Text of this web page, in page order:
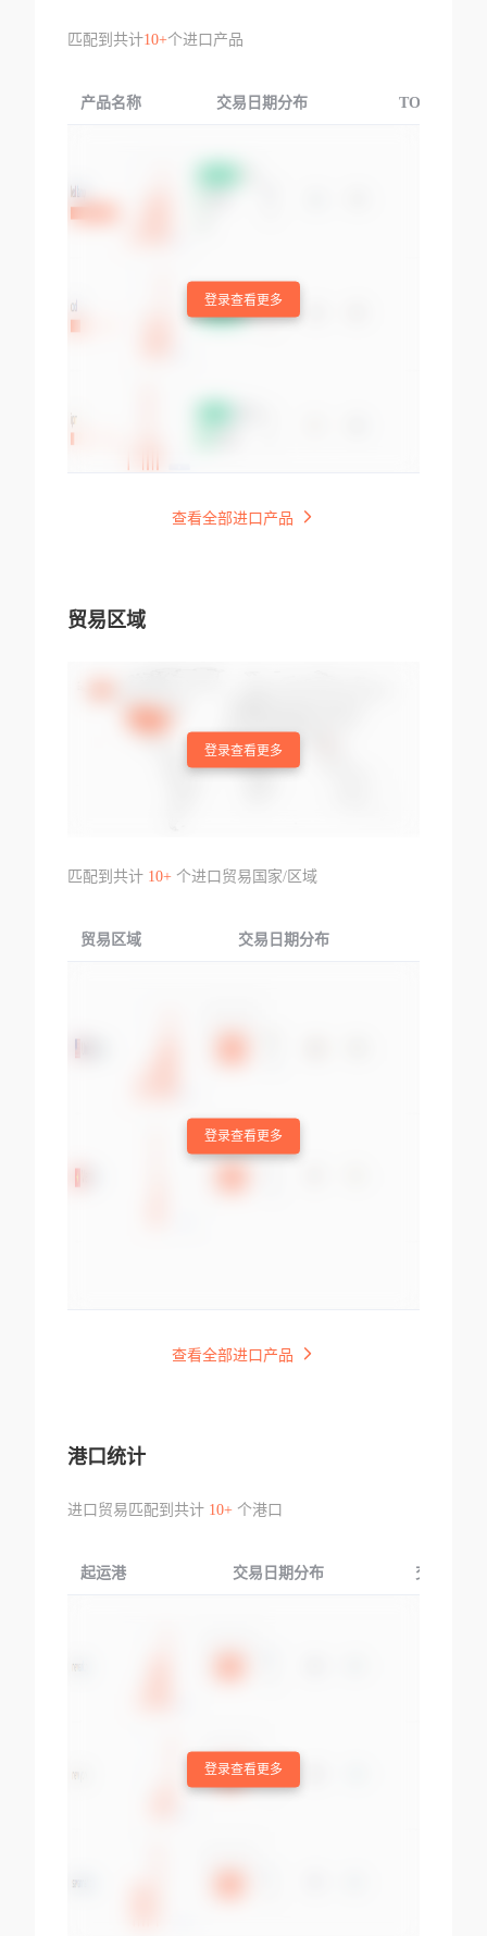
匹配到共计10+个进口产品
产品名称 交易日期分布 TOP3交易国
登录查看更多
查看全部进口产品
贸易区域
登录查看更多
匹配到共计 10+个进口贸易国家/区域
贸易区域 交易日期分布
登录查看更多
查看全部进口产品
港口统计
进口贸易匹配到共计 10+个港口
起运港 交易日期分布 交易产品
登录查看更多